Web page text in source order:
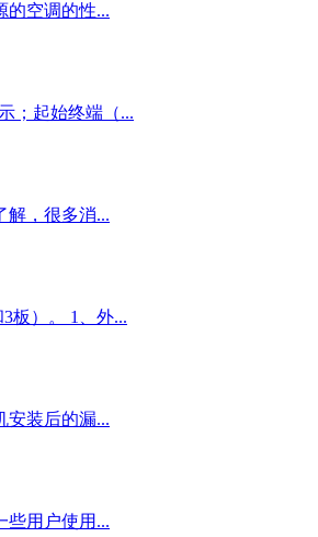
的空调的性...
；起始终端（...
解，很多消...
板）。 1、外...
安装后的漏...
些用户使用...